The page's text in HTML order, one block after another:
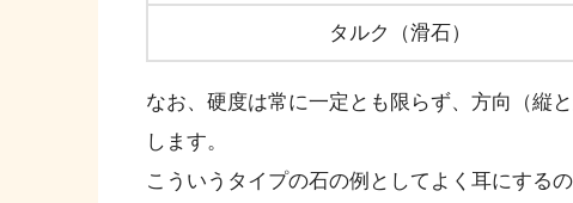
タルク（滑石）
なお、硬度は常に一定とも限らず、方向（縦
します。
こういうタイプの石の例としてよく耳にする